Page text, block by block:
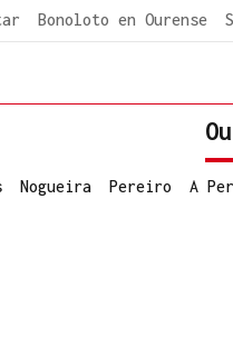
Bonoloto en Ourense
Nogueira Pereiro A